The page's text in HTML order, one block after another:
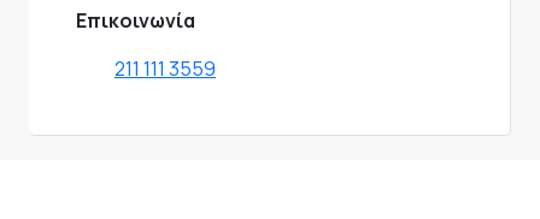
Επικοινωνία
211 111 3559